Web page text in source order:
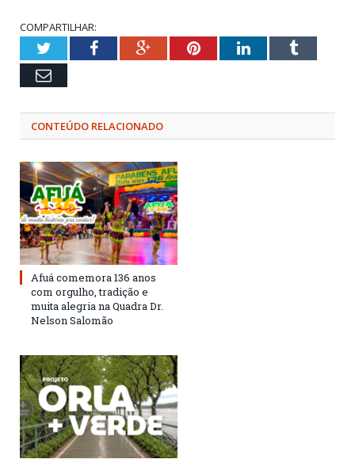
COMPARTILHAR:
TwitterFacebookGoogle+PinterestLinkedInTumblr
Email
CONTEÚDO RELACIONADO
Afuá comemora 136 anos
com orgulho, tradição e
muita alegria na Quadra Dr.
Nelson Salomão